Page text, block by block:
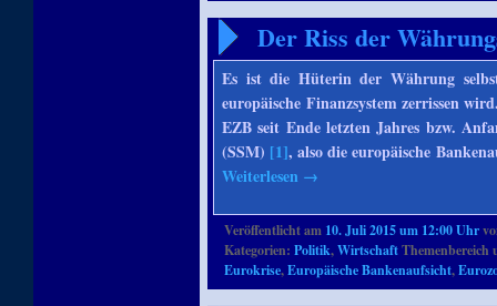
Der Riss der
Es ist die Hüterin der Währung
europäische Finanzsystem zerrissen
EZB seit Ende letzten Jahres bzw.
(SSM) [1], also die europäische
Weiterlesen →
Veröffentlicht am 10. Juli 2015 um 12:00 Uhr
Kategorien:Politik,Wirtschaft
Eurokrise,Europäische Bankenaufsicht,